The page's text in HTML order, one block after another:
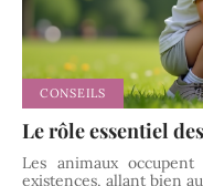
CONSEILS
Le rôle essentiel
Les animaux
existences, allant bien